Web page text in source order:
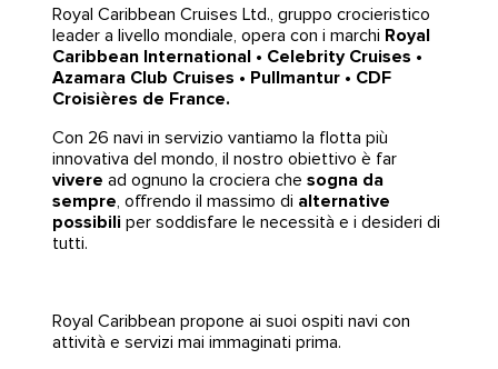
Royal Caribbean Cruises Ltd., gruppo crocieristico
leader a livello mondiale, opera con i marchi Royal
Caribbean International • Celebrity Cruises •
Azamara Club Cruises • Pullmantur • CDF
Croisières de France.
Con 26 navi in servizio vantiamo la flotta più
innovativa del mondo, il nostro obiettivo è far
vivere ad ognuno la crociera chesogna da
sempre, offrendo il massimo di alternative
possibiliper soddisfare le necessità e i desideri di
tutti.
Royal Caribbean propone ai suoi ospiti navi con
attività e servizi mai immaginati prima.